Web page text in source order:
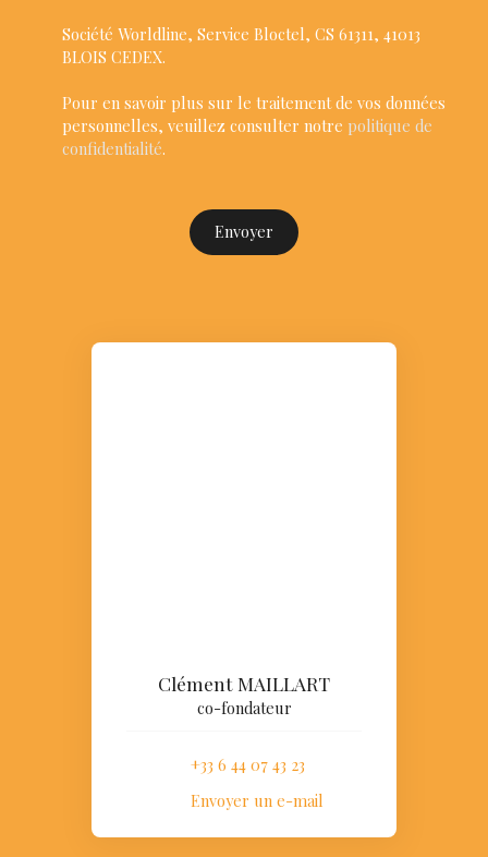
Société Worldline, Service Bloctel, CS 61311, 41013
BLOIS CEDEX.
Pour en savoir plus sur le traitement de vos données
personnelles, veuillez consulter notre politique de
confidentialité.
Envoyer
Clément MAILLART
co-fondateur
+33 6 44 07 43 23
Envoyer un e-mail